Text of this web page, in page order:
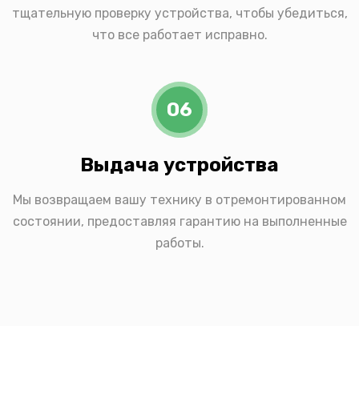
тщательную проверку устройства, чтобы убедиться,
что все работает исправно.
06
Выдача устройства
Мы возвращаем вашу технику в отремонтированном
состоянии, предоставляя гарантию на выполненные
работы.